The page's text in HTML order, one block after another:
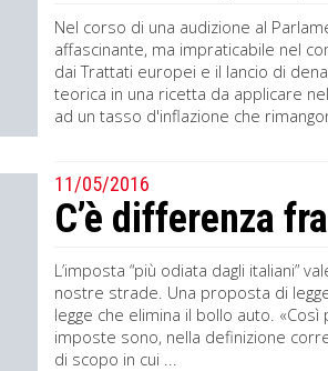
Nel corso di una audizione al
affascinante, ma impraticabile nel
dai Trattati europei e il lancio di
teorica in una ricetta da applicare
ad un tasso d'inflazione che
11/05/2016
C’è differenza
L’imposta “più odiata dagli italiani”
nostre strade. Una proposta di
legge che elimina il bollo auto.
imposte sono, nella definizione
di scopo in cui ...